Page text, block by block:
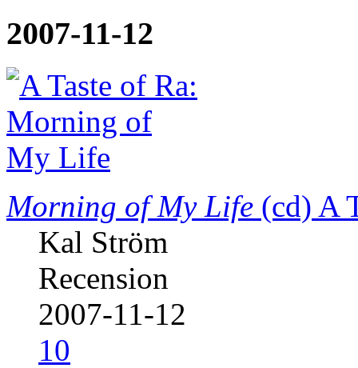
2007-11-12
Morning of My Life (cd) A
Kal Ström
Recension
2007-11-12
10